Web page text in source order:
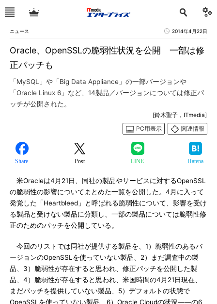
ニュース 2014年4月22日
Oracle、OpenSSLの脆弱性状況を公開 一部は修
正パッチも
「MySQL」や「Big Data Appliance」の一部バージョンや
「Oracle Linux 6」など、14製品／バージョンについては修正パ
ッチが公開された。
[鈴木聖子，ITmedia]
PC用表示
関連情報
Share Post LINE Hatena
米Oracleは4月21日、同社の製品やサービスに対するOpenSSL
の脆弱性の影響についてまとめた一覧を公開した。4月に入って
発覚した「Heartbleed」と呼ばれる脆弱性について、影響を受け
る製品と受けない製品に分類し、一部の製品については脆弱性修
正のためのパッチを公開している。
今回のリストでは同社が提供する製品を、1）脆弱性のあるバ
ージョンのOpenSSLを使っていない製品、2）まだ調査中の製
品、3）脆弱性が存在すると思われ、修正パッチを公開した製
品、4）脆弱性が存在すると思われ、米国時間の4月21日現在、
まだパッチを提供していない製品、5）デフォルトの状態で
OpenSSLを使っていない製品、6）Oracle Cloudの状況――の6